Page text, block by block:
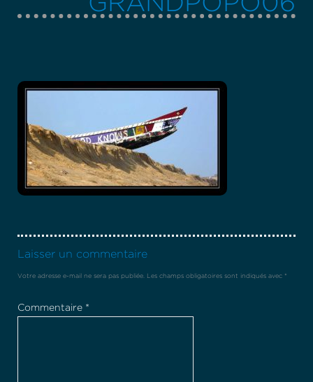
Laisser un commentaire
Votre adresse e-mail ne sera pas publiée. Les champs obligatoires sont indiqués avec *
Commentaire *